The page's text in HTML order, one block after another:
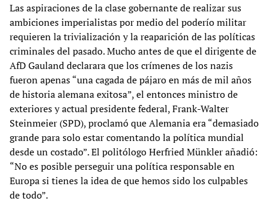
Las aspiraciones de la clase gobernante de realizar sus
ambiciones imperialistas por medio del poderío militar
requieren la trivialización y la reaparición de las políticas
criminales del pasado. Mucho antes de que el dirigente de
AfD Gauland declarara que los crímenes de los nazis
fueron apenas “una cagada de pájaro en más de mil años
de historia alemana exitosa”, el entonces ministro de
exteriores y actual presidente federal, Frank-Walter
Steinmeier (SPD), proclamó que Alemania era “demasiado
grande para solo estar comentando la política mundial
desde un costado”. El politólogo Herfried Münkler añadió:
“No es posible perseguir una política responsable en
Europa si tienes la idea de que hemos sido los culpables
de todo”.